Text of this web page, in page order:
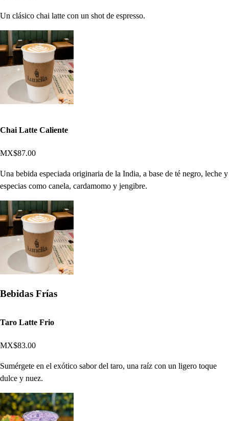
Un clásico chai latte con un shot de espresso.
Chai Latte Caliente
MX$87.00
Una bebida especiada originaria de la India, a base de té negro, leche y
especias como canela, cardamomo y jengibre.
Bebidas Frías
Taro Latte Frio
MX$83.00
Sumérgete en el exótico sabor del taro, una raíz con un ligero toque
dulce y nuez.